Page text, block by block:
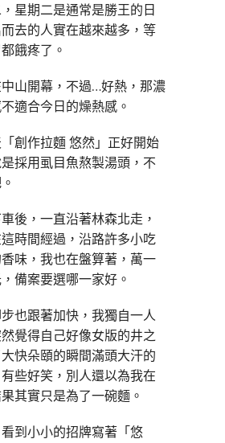
星期二是通常是勝王的日
去的人實在越來越多，等
餓疼了。
山開幕，不過…好熱，那濃
適合今日的燥熱感。
創作拉麵 悠然」正好開始
採用虱目魚熬製湯頭，不
後，一直沿著林森北走，
時間經過，沿路許多小吃
味，我也在盤算著，萬一
備案要選哪一家好。
也跟著加快，我獨自一人
覺得自己好像女版的井之
快朵頤的瞬間滿頭大汗的
些好笑，別人還以為我在
其實只是為了一碗麵。
到小小的招牌寫著「悠